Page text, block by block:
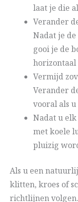
laat je die
Verander
Nadat je
gooi je de
horizontaal
Vermijd
Verander
vooral als
Nadat u
met koele
pluizig
Als u een
klitten, kroes of
richtlijnen